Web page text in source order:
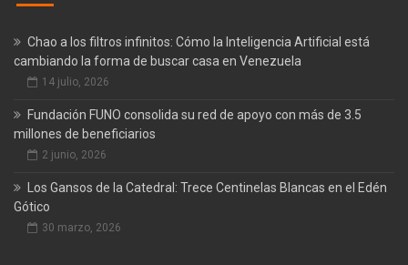
Chao a los filtros infinitos: Cómo la Inteligencia Artificial está
cambiando la forma de buscar casa en Venezuela
14 julio, 2026
Fundación FUNO consolida su red de apoyo con más de 3.5
millones de beneficiarios
2 junio, 2026
Los Gansos de la Catedral: Trece Centinelas Blancas en el Edén
Gótico
30 marzo, 2026